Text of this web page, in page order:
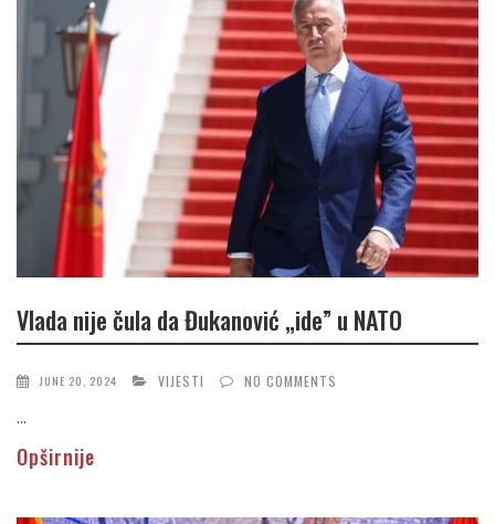
Vlada nije čula da Đukanović „ide” u NATO
JUNE 20, 2024 VIJESTI NO COMMENTS
...
Opširnije